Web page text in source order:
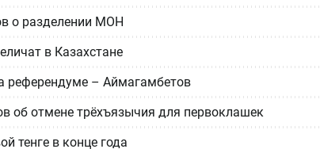
о разделении МОН
в Казахстане
референдуме – Аймагамбетов
об отмене трёхъязычия для первоклашек
тенге в конце года